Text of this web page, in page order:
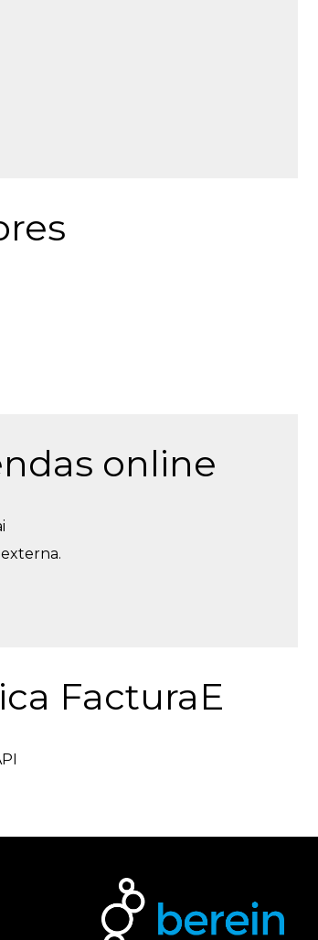
online
FacturaE